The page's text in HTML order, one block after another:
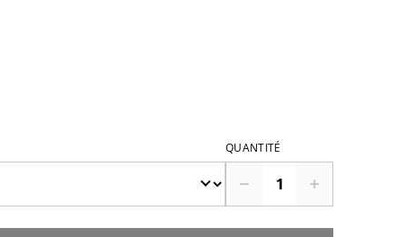
QUANTITÉ